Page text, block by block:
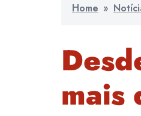
Home »
mais